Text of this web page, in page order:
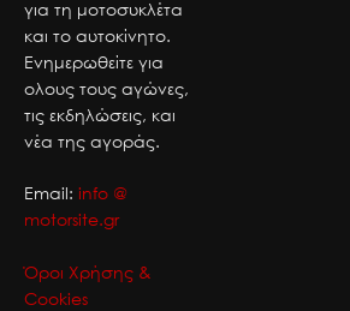
για τη μοτοσυκλέτα
και το αυτοκίνητο.
Ενημερωθείτε για
ολους τους αγώνες,
τις εκδηλώσεις, και
νέα της αγοράς.
Email: info @
motorsite.gr
Όροι Χρήσης &
Cookies